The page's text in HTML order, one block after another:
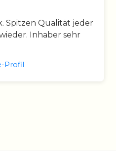
Spitzen Qualität jeder
Inhaber sehr
Profil